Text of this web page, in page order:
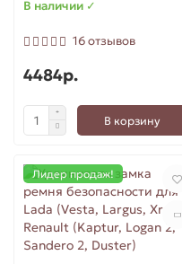
для Приора (Priora)
В наличии ✓
16 отзывов
4484р.
В корзину
Лидер продаж!